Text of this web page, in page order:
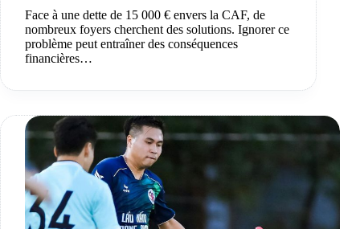
Face à une dette de 15 000 € envers la CAF, de
nombreux foyers cherchent des solutions. Ignorer ce
problème peut entraîner des conséquences
financières…